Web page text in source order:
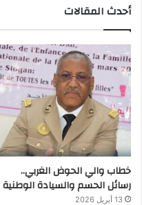
أحدث المقالات
خطاب والي الحوض الغربي..
رسائل الحسم والسيادة الوطنية
13 أبريل 2026